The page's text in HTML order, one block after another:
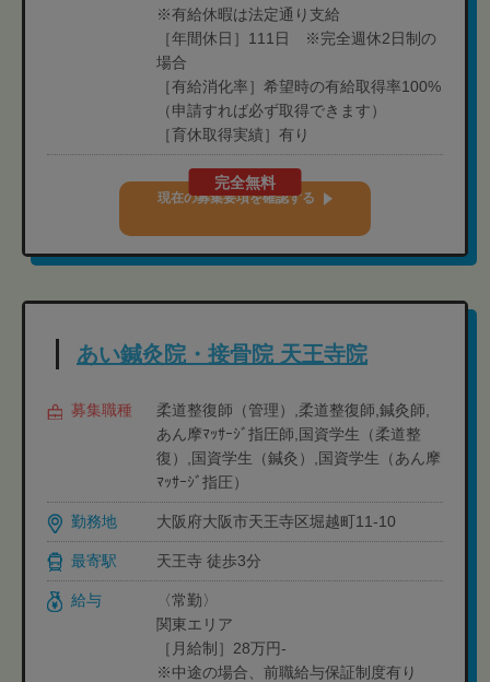
※有給休暇は法定通り支給
［年間休日］111日 ※完全週休2日制の
場合
［有給消化率］希望時の有給取得率100%
（申請すれば必ず取得できます）
［育休取得実績］有り
完全無料
現在の募集要項を確認する
あい鍼灸院・接骨院 天王寺院
募集職種
柔道整復師（管理）,柔道整復師,鍼灸師,
あん摩ﾏｯｻｰｼﾞ指圧師,国資学生（柔道整
復）,国資学生（鍼灸）,国資学生（あん摩
ﾏｯｻｰｼﾞ指圧）
勤務地 大阪府大阪市天王寺区堀越町11-10
最寄駅 天王寺 徒歩3分
給与
〈常勤〉
関東エリア
［月給制］28万円-
※中途の場合、前職給与保証制度有り